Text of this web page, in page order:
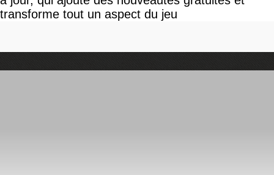
transforme tout un aspect du jeu